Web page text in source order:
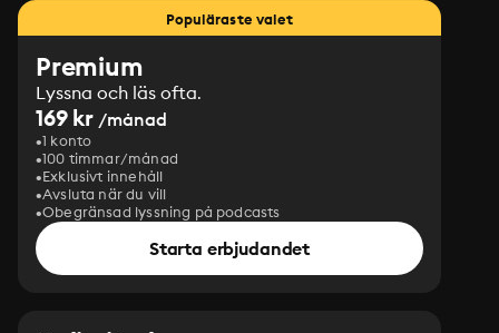
Populäraste valet
Premium
Lyssna och läs ofta.
169 kr /månad
1 konto
100 timmar/månad
Exklusivt innehåll
Avsluta när du vill
Obegränsad lyssning på podcasts
Starta erbjudandet